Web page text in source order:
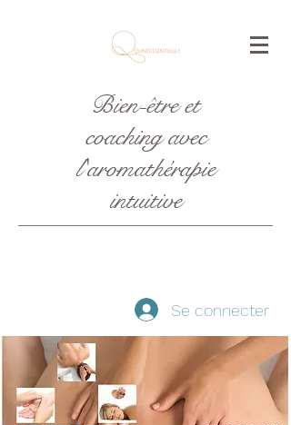
Bien-être et
coaching avec
l'aromathérapie
intuitive
Se connecter